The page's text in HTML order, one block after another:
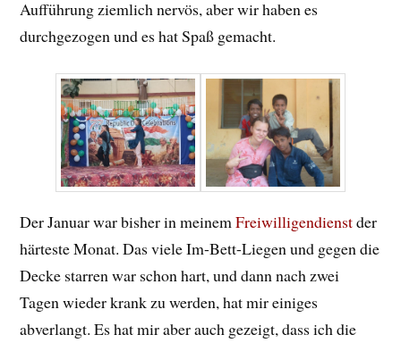
Aufführung ziemlich nervös, aber wir haben es
durchgezogen und es hat Spaß gemacht.
Der Januar war bisher in meinemFreiwilligendienstder
härteste Monat. Das viele Im-Bett-Liegen und gegen die
Decke starren war schon hart, und dann nach zwei
Tagen wieder krank zu werden, hat mir einiges
abverlangt. Es hat mir aber auch gezeigt, dass ich die